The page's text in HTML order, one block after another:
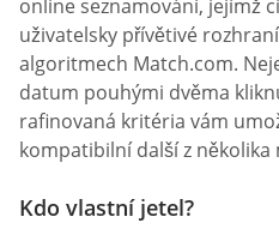
online seznamování, jejímž
uživatelsky přívětivé
algoritmech Match.com.
datum pouhými dvěma
rafinovaná kritéria vám
kompatibilní další z několika
Kdo vlastní jetel?